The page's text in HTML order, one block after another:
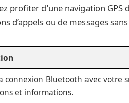
profiter d’une navigation
d’appels ou de messages
connexion Bluetooth avec votre
et informations.